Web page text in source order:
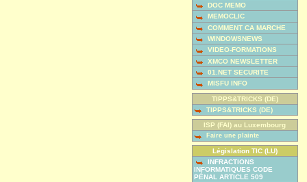
DOC MEMO
MEMOCLIC
COMMENT CA MARCHE
WINDOWSNEWS
VIDEO-FORMATIONS
XMCO NEWSLETTER
01.NET SECURITE
MISFU INFO
TIPPS&TRICKS (DE)
TIPPS&TRICKS (DE)
ISP (FAI) au Luxembourg
Faire une plainte
Législation TIC (LU)
INFRACTIONS
INFORMATIQUES CODE
PÉNAL ARTICLE 509